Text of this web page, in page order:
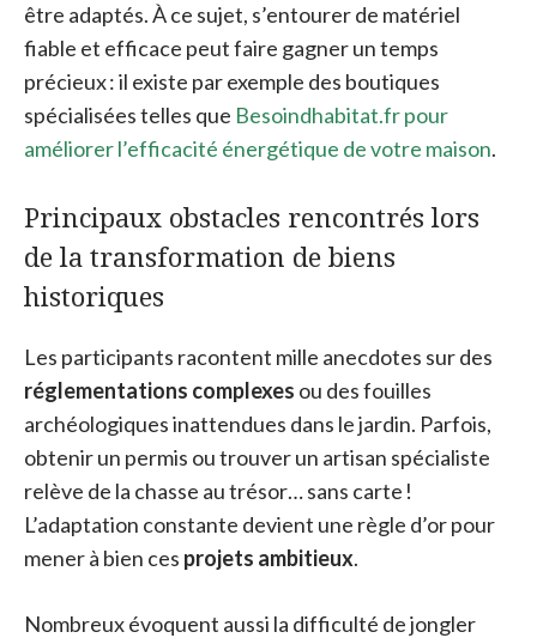
être adaptés. À ce sujet, s’entourer de matériel
fiable et efficace peut faire gagner un temps
précieux : il existe par exemple des boutiques
spécialisées telles que Besoindhabitat.fr pour
améliorer l’efficacité énergétique de votre maison.
Principaux obstacles rencontrés lors
de la transformation de biens
historiques
Les participants racontent mille anecdotes sur des
réglementations complexes ou des fouilles
archéologiques inattendues dans le jardin. Parfois,
obtenir un permis ou trouver un artisan spécialiste
relève de la chasse au trésor… sans carte !
L’adaptation constante devient une règle d’or pour
mener à bien ces projets ambitieux.
Nombreux évoquent aussi la difficulté de jongler